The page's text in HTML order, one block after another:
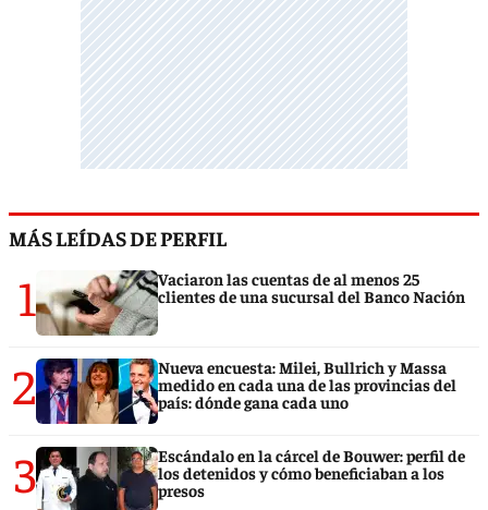
MÁS LEÍDAS DE PERFIL
1
Vaciaron las cuentas de al menos 25
clientes de una sucursal del Banco Nación
2
Nueva encuesta: Milei, Bullrich y Massa
medido en cada una de las provincias del
país: dónde gana cada uno
3
Escándalo en la cárcel de Bouwer: perfil de
los detenidos y cómo beneficiaban a los
presos